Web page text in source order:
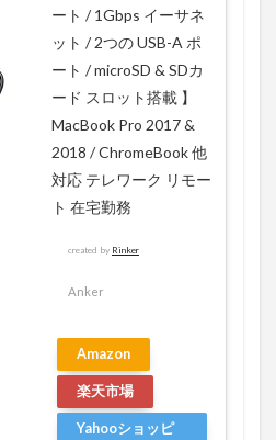
ート / 1Gbps イーサネ
ット / 2つの USB-A ポ
ート / microSD & SDカ
ード スロット搭載 】
MacBook Pro 2017 &
2018 / ChromeBook 他
対応 テレワーク リモー
ト 在宅勤務
created by Rinker
Anker
Amazon
楽天市場
Yahooショッピ